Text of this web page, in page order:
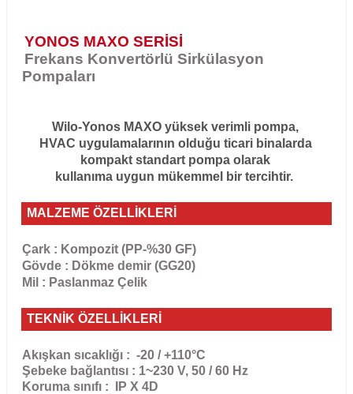
YONOS MAXO SERİSİ
Frekans Konvertörlü Sirkülasyon
Pompaları
Wilo-Yonos MAXO yüksek verimli pompa,
HVAC uygulamalarının olduğu ticari binalarda
kompakt standart pompa olarak
kullanıma uygun mükemmel bir tercihtir.
MALZEME ÖZELLİKLERİ
Çark : Kompozit (PP-%30 GF)
Gövde : Dökme demir (GG20)
Mil : Paslanmaz Çelik
TEKNİK ÖZELLİKLERİ
Akışkan sıcaklığı : -20 / +110°C
Şebeke bağlantısı : 1~230 V, 50 / 60 Hz
Koruma sınıfı : IP X 4D